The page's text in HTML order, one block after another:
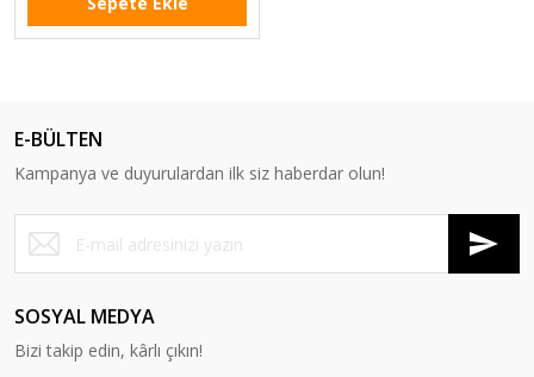
E-BÜLTEN
Kampanya ve duyurulardan ilk siz haberdar olun!
SOSYAL MEDYA
Bizi takip edin, kârlı çıkın!